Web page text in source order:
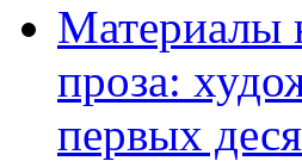
Материалы
проза:
первых